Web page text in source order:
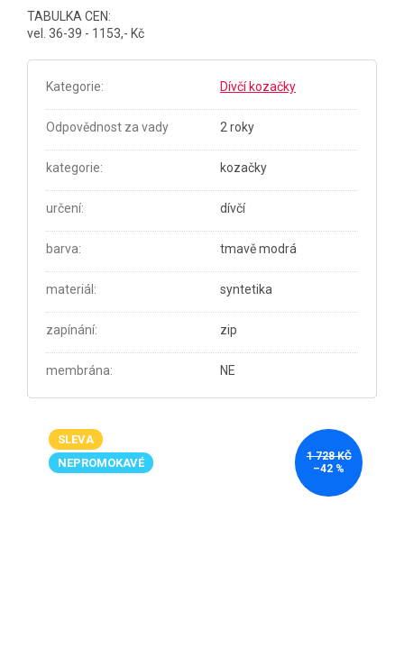
TABULKA CEN:
vel. 36-39 - 1153,- Kč
Kategorie: Dívčí kozačky
Odpovědnost za vady 2 roky
kategorie: kozačky
určení: dívčí
barva: tmavě modrá
materiál : syntetika
zapínání: zip
membrána: NE
SLEVA
NEPROMOKAVÉ
1 728 KČ
–42 %